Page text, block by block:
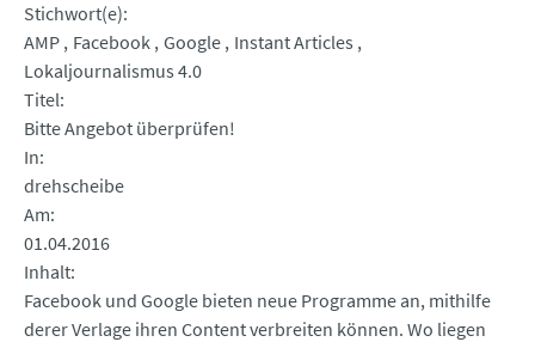
Stichwort(e)
AMP Facebook Google Instant Articles
Lokaljournalismus 4.0
Titel
Bitte Angebot überprüfen!
In
drehscheibe
Am
01.04.2016
Inhalt
Facebook und Google bieten neue Programme an, mithilfe
derer Verlage ihren Content verbreiten können. Wo liegen